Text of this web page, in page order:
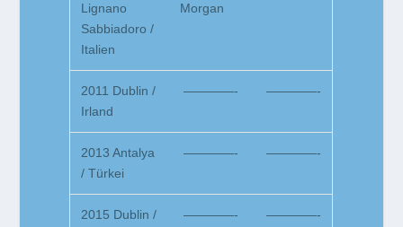
Lignano
Sabbiadoro /
Italien
Morgan
2011 Dublin /
Irland
————- ————-
2013 Antalya
/ Türkei
————- ————-
2015 Dublin /
————- ————-